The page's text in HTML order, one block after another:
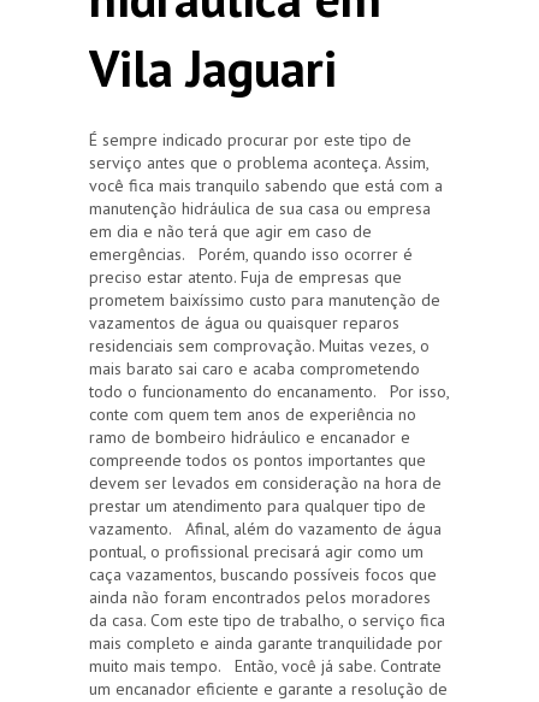
Vila Jaguari
É sempre indicado procurar por este tipo de
serviço antes que o problema aconteça. Assim,
você fica mais tranquilo sabendo que está com a
manutenção hidráulica de sua casa ou empresa
em dia e não terá que agir em caso de
emergências. Porém, quando isso ocorrer é
preciso estar atento. Fuja de empresas que
prometem baixíssimo custo para manutenção de
vazamentos de água ou quaisquer reparos
residenciais sem comprovação. Muitas vezes, o
mais barato sai caro e acaba comprometendo
todo o funcionamento do encanamento. Por isso,
conte com quem tem anos de experiência no
ramo de bombeiro hidráulico e encanador e
compreende todos os pontos importantes que
devem ser levados em consideração na hora de
prestar um atendimento para qualquer tipo de
vazamento. Afinal, além do vazamento de água
pontual, o profissional precisará agir como um
caça vazamentos, buscando possíveis focos que
ainda não foram encontrados pelos moradores
da casa. Com este tipo de trabalho, o serviço fica
mais completo e ainda garante tranquilidade por
muito mais tempo. Então, você já sabe. Contrate
um encanador eficiente e garante a resolução de